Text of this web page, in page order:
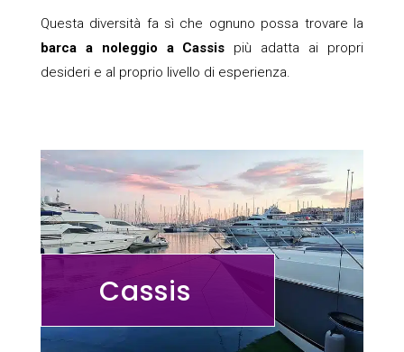
Questa diversità fa sì che ognuno possa trovare la
barca a noleggio a Cassis più adatta ai propri
desideri e al proprio livello di esperienza.
Cassis